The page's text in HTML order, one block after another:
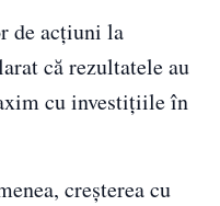
de acțiuni la
că rezultatele au
cu investițiile în
creșterea cu